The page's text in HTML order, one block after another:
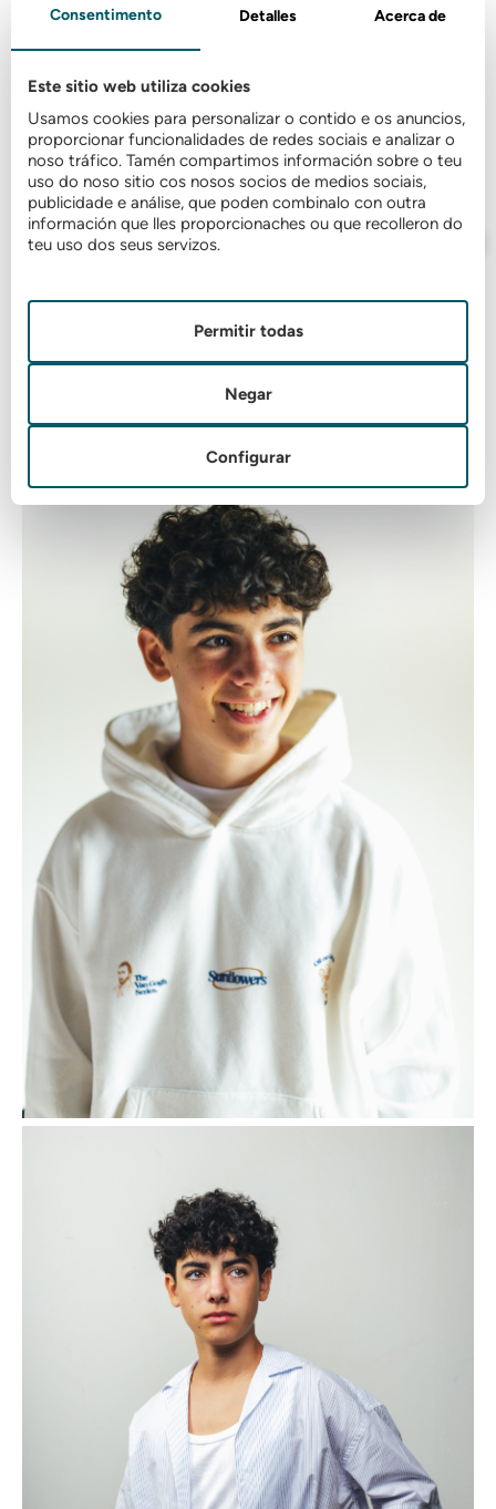
Consentimento Detalles Acerca de
Este sitio web utiliza cookies
Usamos cookies para personalizar o contido e os anuncios,
proporcionar funcionalidades de redes sociais e analizar o
noso tráfico. Tamén compartimos información sobre o teu
uso do noso sitio cos nosos socios de medios sociais,
publicidade e análise, que poden combinalo con outra
información que lles proporcionaches ou que recolleron do
teu uso dos seus servizos.
Configurar
Negar
Permitir todas